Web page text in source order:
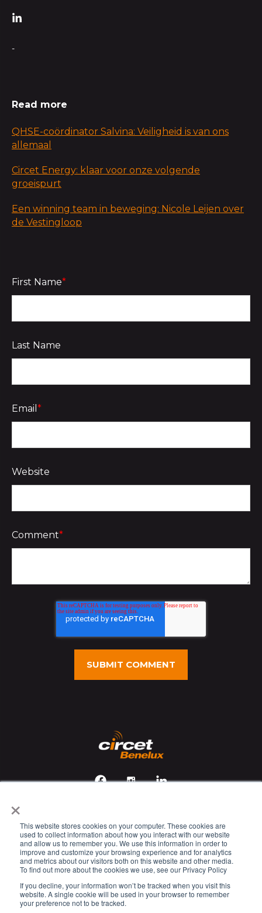
×
This website stores cookies on your computer. These cookies are
used to collect information about how you interact with our website
and allow us to remember you. We use this information in order to
improve and customize your browsing experience and for analytics
and metrics about our visitors both on this website and other media.
To find out more about the cookies we use, see our Privacy Policy
If you decline, your information won’t be tracked when you visit this
website. A single cookie will be used in your browser to remember
your preference not to be tracked.
-
Read more
QHSE-coördinator Salvina: Veiligheid is van ons
allemaal
Circet Energy: klaar voor onze volgende
groeispurt
Een winning team in beweging: Nicole Leijen over
de Vestingloop
First Name*
Last Name
Email *
Website
Comment*
Veiligheids-, gezondheids- en milieubeleid
Cookie Policy
Privacy Policy
Kennisgeving verwerking persoonsgegevens